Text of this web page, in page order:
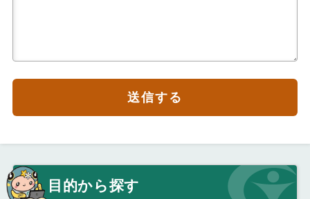
送信する
目的から探す